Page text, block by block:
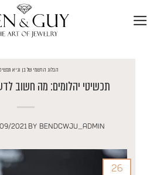
הבלוג הרשמי של בן וגיא
תכשיטי יהלומים: מה חשוב
2021 BY BENDCWJU_ADMIN
26